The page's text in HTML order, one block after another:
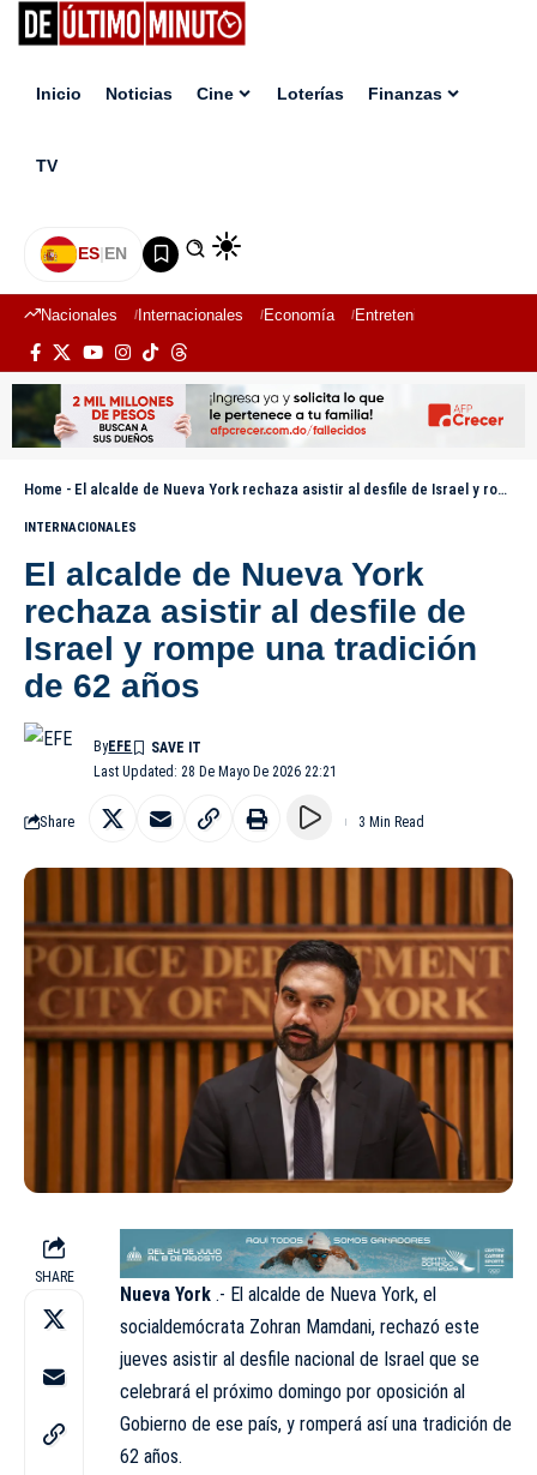
Inicio Noticias Cine Loterías Finanzas
TV
ES|EN
Nacionales Internacionales Economía Entretenimiento
Home - El alcalde de Nueva York rechaza asistir al desfile de Israel y rompe una tradición de 62 años
INTERNACIONALES
El alcalde de Nueva York
rechaza asistir al desfile de
Israel y rompe una tradición
de 62 años
Last Updated: 28 De Mayo De 2026 22:21
ByEFE
Share 3 Min Read
SHARE
Nueva York .- El alcalde de Nueva York, el
socialdemócrata Zohran Mamdani, rechazó este
jueves asistir al desfile nacional de Israel que se
celebrará el próximo domingo por oposición al
Gobierno de ese país, y romperá así una tradición de
62 años.